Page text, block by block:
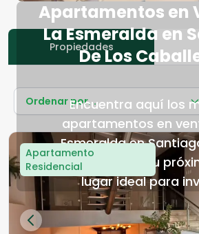
Apartamentos en
La Esmeralda en
De Los
Encuentra aquí los
apartamentos en
Esmeralda en
Caballeros para tu
lugar ideal para
Propiedades
Ordenar por...
Apartamento
Residencial